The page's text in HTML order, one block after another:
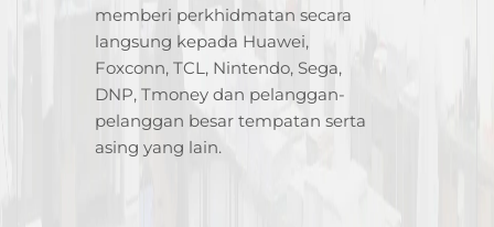
memberi perkhidmatan secara
langsung kepada Huawei,
Foxconn, TCL, Nintendo, Sega,
DNP, Tmoney dan pelanggan-
pelanggan besar tempatan serta
asing yang lain.